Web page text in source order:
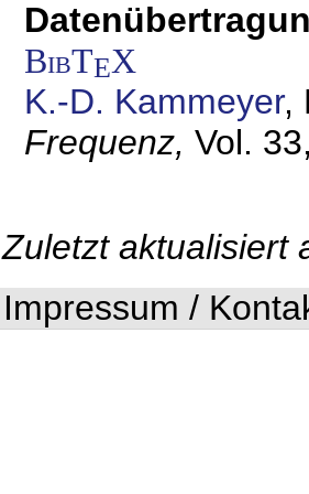
BibTEX
K.-D. Kammeyer,
Frequenz, Vol.
Zuletzt aktualisiert
Impressum /